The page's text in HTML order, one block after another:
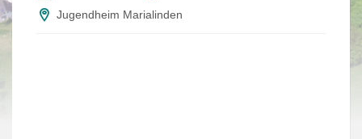
Jugendheim Marialinden